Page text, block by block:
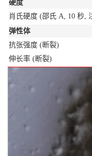
硬度
肖氏硬度 (邵氏 A, 10 秒,
弹性体
抗张强度 (断裂)
伸长率 (断裂)